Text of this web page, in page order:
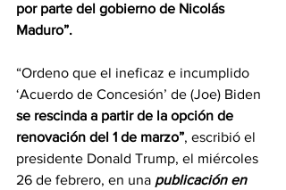
por parte del gobierno de Nicolás
Maduro”.
“Ordeno que el ineficaz e incumplido
‘Acuerdo de Concesión’ de (Joe) Biden
se rescinda a partir de la opción de
renovación del 1 de marzo”, escribió el
presidente Donald Trump, el miércoles
26 de febrero, en una publicación en